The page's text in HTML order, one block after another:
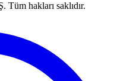
hakları saklıdır.